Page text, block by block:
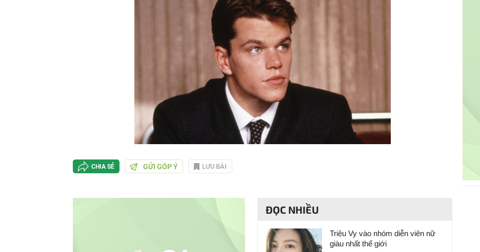
CHIA SẺ GỬI GÓP Ý LƯU BÀI
ĐỌC NHIỀU
Triệu Vy vào nhóm diễn viên nữ
giàu nhất thế giới